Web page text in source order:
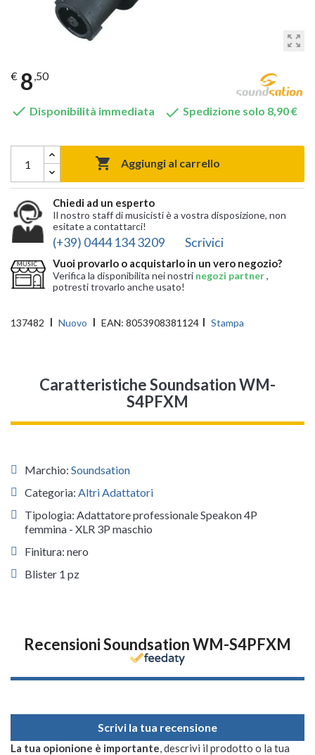
zoom_out_map
€ 8,50
 Disponibilità immediata  Spedizione solo 8,90 €
 Aggiungi al carrello
Chiedi ad un esperto
Il nostro staff di musicisti è a vostra disposizione, non
esitate a contattarci!
(+39) 0444 134 3209 Scrivici
Vuoi provarlo o acquistarlo in un vero negozio?
Verifica la disponibilita nei nostri negozi partner,
potresti trovarlo anche usato!
137482 Nuovo EAN: 8053908381124 Stampa
Caratteristiche Soundsation WM-
S4PFXM
Marchio: Soundsation
Categoria: Altri Adattatori
Tipologia: Adattatore professionale Speakon 4P
femmina - XLR 3P maschio
Finitura: nero
Blister 1 pz
Recensioni Soundsation WM-S4PFXM
Scrivi la tua recensione
La tua opionione è importante, descrivi il prodotto o la tua